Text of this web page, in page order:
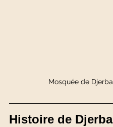
Mosquée de Djerba
Histoire de Djerba